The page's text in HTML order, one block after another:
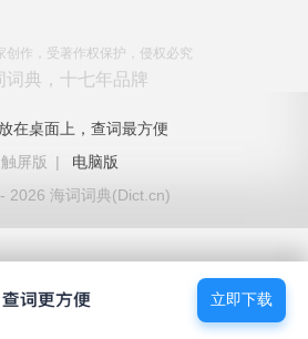
创作，受著作权保护，侵权必究
词典，十七年品牌
在桌面上，查词最方便
触屏版
|
电脑版
2026 海词词典(Dict.cn)
立即下载
立即下载